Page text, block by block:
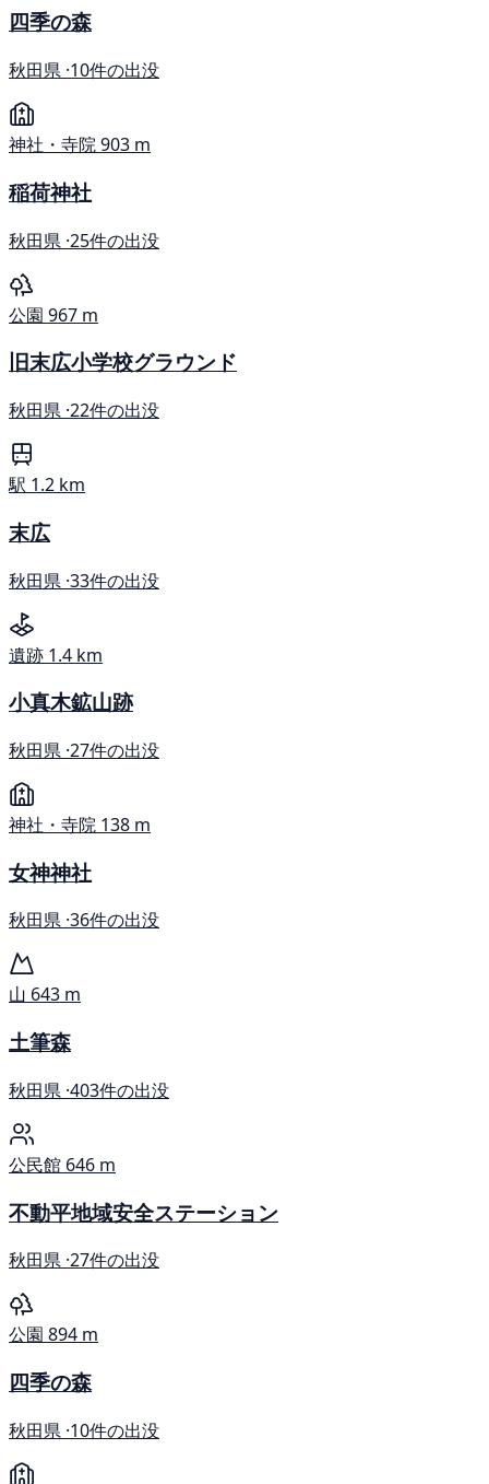
四季の森
秋田県 ·10件の出没
神社・寺院903 m
稲荷神社
秋田県 ·25件の出没
公園 967 m
旧末広小学校グラウンド
秋田県 ·22件の出没
駅 1.2 km
末広
秋田県 ·33件の出没
遺跡 1.4 km
小真木鉱山跡
秋田県 ·27件の出没
神社・寺院 138 m
女神神社
秋田県 ·36件の出没
山 643 m
土筆森
秋田県 ·403件の出没
公民館 646 m
不動平地域安全ステーション
秋田県 ·27件の出没
公園 894 m
四季の森
秋田県 ·10件の出没